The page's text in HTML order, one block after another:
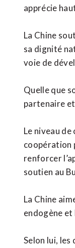
apprécie
La Chine
sa dignité
voie de
Quelle que
partenaire
Le niveau
coopération
renforcer
soutien au
La Chine
endogène et
Selon lui,